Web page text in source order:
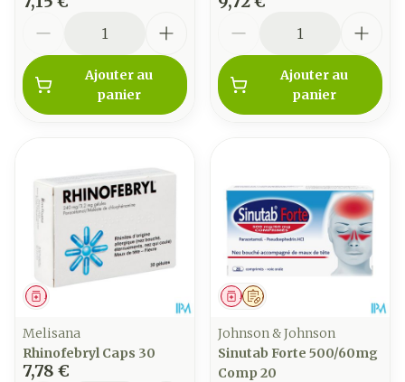
Ajouter au
panier
Ajouter au
panier
Médicament
Melisana
Rhinofebryl Caps 30
7,78 €
Sur prescription
Médicament
Johnson & Johnson
Sinutab Forte 500/60mg
Comp 20